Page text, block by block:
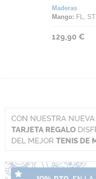
Maderas
Mango: FL, ST
129,90 €